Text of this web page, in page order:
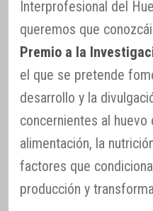
Interprofesional del
queremos que
Premio a la
el que se pretende
desarrollo y la
concernientes al huevo
alimentación, la
factores que
producción y